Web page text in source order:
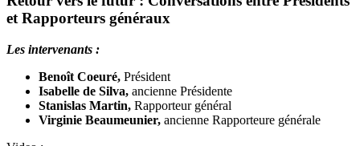
et Rapporteurs généraux
Les intervenants :
Benoît Coeuré, Président
Isabelle de Silva, ancienne Présidente
Stanislas Martin, Rapporteur général
Virginie Beaumeunier, ancienne Rapporteure générale